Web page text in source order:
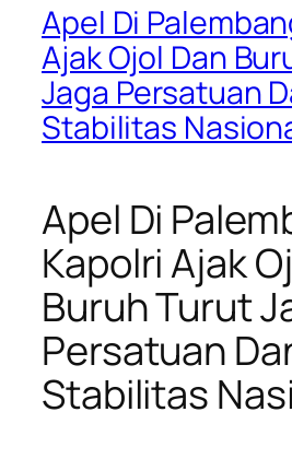
Apel Di
Ajak Ojol Dan
Jaga Persatuan
Stabilitas
Apel Di
Kapolri Ajak
Buruh Turut
Persatuan
Stabilitas